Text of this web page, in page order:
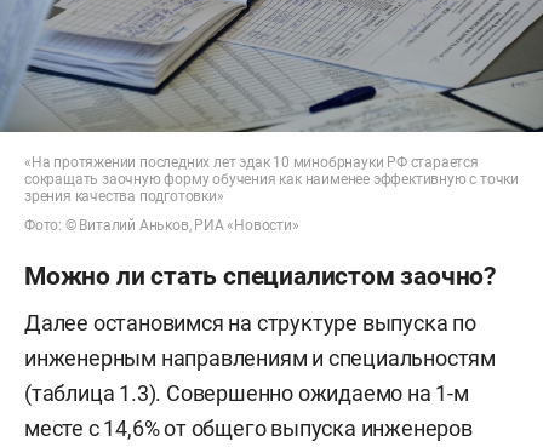
«На протяжении последних лет эдак 10 минобрнауки РФ старается
сокращать заочную форму обучения как наименее эффективную с точки
зрения качества подготовки»
Фото: © Виталий Аньков, РИА «Новости»
Можно ли стать специалистом заочно?
Далее остановимся на структуре выпуска по
инженерным направлениям и специальностям
(таблица 1.3). Совершенно ожидаемо на 1-м
месте с 14,6% от общего выпуска инженеров